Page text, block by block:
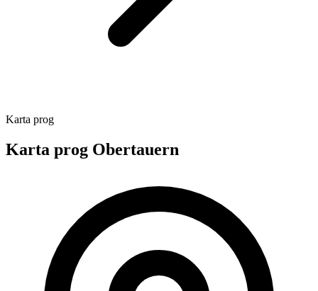
Karta prog
Karta prog Obertauern